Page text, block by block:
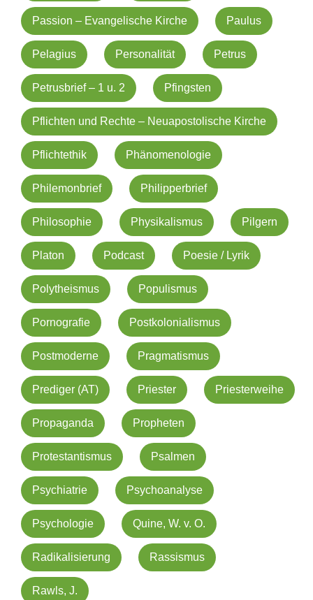
Passion – Evangelische Kirche Paulus
Pelagius Personalität Petrus
Petrusbrief – 1 u. 2 Pfingsten
Pflichten und Rechte – Neuapostolische Kirche
Pflichtethik Phänomenologie
Philemonbrief Philipperbrief
Philosophie Physikalismus Pilgern
Platon Podcast Poesie / Lyrik
Polytheismus Populismus
Pornografie Postkolonialismus
Postmoderne Pragmatismus
Prediger (AT) Priester Priesterweihe
Propaganda Propheten
Protestantismus Psalmen
Psychiatrie Psychoanalyse
Psychologie Quine, W. v. O.
Radikalisierung Rassismus
Rawls, J.